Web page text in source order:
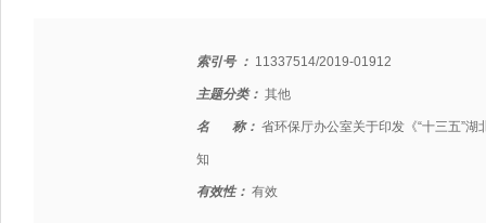
索引号 ： 11337514/2019-01912
主题分类： 其他
名 称： 省环保厅办公室关于印发《“十三五”
知
有效性： 有效